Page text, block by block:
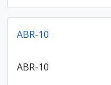
ABR-10
ABR-10